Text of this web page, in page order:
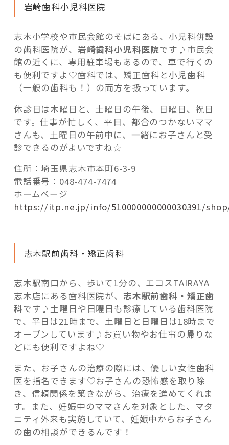
岩崎歯科小児科医院
志木小学校や市民会館のそばにある、小児科併設
の歯科医院が、 岩崎歯科小児科医院です♪市民会
館の近くに、専用駐車場もあるので、車で行くの
も便利ですよ♡歯科では、矯正歯科と小児歯科
（一般の歯科も！）の両方を扱っています。
休診日は木曜日と、土曜日の午後、日曜日、祝日
です。仕事が忙しく、平日、都合のつかないママ
さんも、土曜日の午前中に、一緒にお子さんと受
診できるのがよいですね☆
住所：埼玉県志木市本町6-3-9
電話番号：048-474-7474
ホームページ
https://itp.ne.jp/info/510000000000030391/
志木駅前歯科・矯正歯科
志木駅南口から、歩いて1分の、エコスTAIRAYA
志木店にある歯科医院が、 志木駅前歯科・矯正歯
科です♪土曜日や日曜日も診療している歯科医院
で、平日は21時まで、土曜日と日曜日は18時まで
オープンしています♪お買い物やお仕事の帰りな
どにも便利ですよね♡
また、お子さんの治療の際には、優しい女性歯科
医を指名できます♡お子さんの恐怖感を取り除
き、信頼関係を築きながら、治療を進めてくれま
す。また、妊娠中のママさんを対象とした、マタ
ニティ外来も実施していて、妊娠中からお子さん
の歯の相談ができるんです！